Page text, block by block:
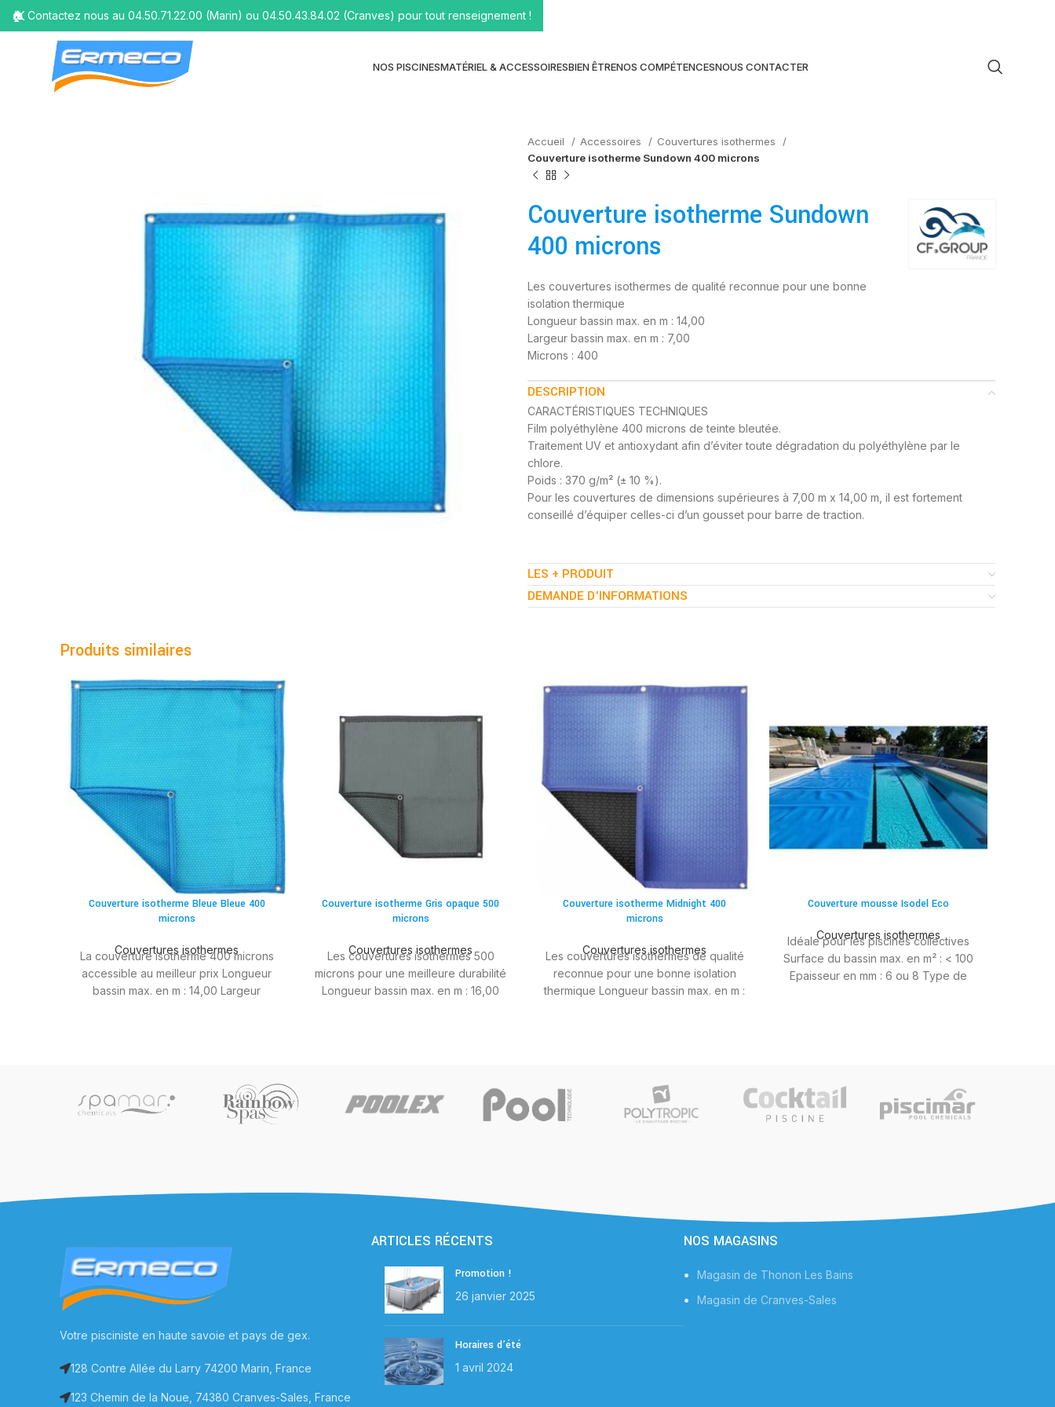
NOS PISCINESMATÉRIEL & ACCESSOIRESBIEN ÊTRENOS COMPÉTENCESNOUS CONTACTER
Accueil Accessoires
Couvertures isothermes
Couverture isotherme Sundown 400 microns
Couverture isotherme Sundown
400 microns
Les couvertures isothermes de qualité reconnue pour une bonne
isolation thermique
Longueur bassin max. en m : 14,00
Largeur bassin max. en m : 7,00
Microns : 400
DESCRIPTION
CARACTÉRISTIQUES TECHNIQUES
Film polyéthylène 400 microns de teinte bleutée.
Traitement UV et antioxydant afin d’éviter toute dégradation du polyéthylène par le
chlore.
Poids : 370 g/m² (± 10 %).
Pour les couvertures de dimensions supérieures à 7,00 m x 14,00 m, il est fortement
conseillé d’équiper celles-ci d’un gousset pour barre de traction.
LES + PRODUIT
DEMANDE D'INFORMATIONS
Produits similaires
Couverture isotherme Bleue Bleue 400
microns
Couvertures isothermes
La couverture isotherme 400 microns
accessible au meilleur prix Longueur
bassin max. en m : 14,00 Largeur
Couverture isotherme Gris opaque 500
microns
Couvertures isothermes
Les couvertures isothermes 500
microns pour une meilleure durabilité
Longueur bassin max. en m : 16,00
Couverture isotherme Midnight 400
microns
Couvertures isothermes
Les couvertures isothermes de qualité
reconnue pour une bonne isolation
thermique Longueur bassin max. en m :
Couverture mousse Isodel Eco
Couvertures isothermes
Idéale pour les piscines collectives
Surface du bassin max. en m² : < 100
Epaisseur en mm : 6 ou 8 Type de
Votre pisciniste en haute savoie et pays de gex.
128 Contre Allée du Larry 74200 Marin, France
123 Chemin de la Noue, 74380 Cranves-Sales, France
ARTICLES RÉCENTS
Promotion !
26 janvier 2025
Horaires d’été
1 avril 2024
NOS MAGASINS
Magasin de Thonon Les Bains
Magasin de Cranves-Sales
🏠 Contactez nous au 04.50.71.22.00 (Marin) ou 04.50.43.84.02 (Cranves) pour tout renseignement !